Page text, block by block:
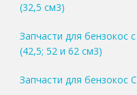
(32,5 см3)
Запчасти для бензокос
(42,5; 52 и 62 см3)
Запчасти для бензокос